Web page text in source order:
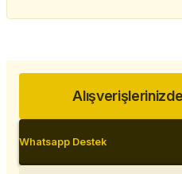
Whatsapp Destek